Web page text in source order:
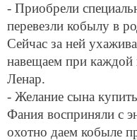
- Приобрели
перевезли кобылу в
Сейчас за ней
навещаем при каждой
Ленар.
- Желание сына
Фания восприняли с
охотно даем кобыле